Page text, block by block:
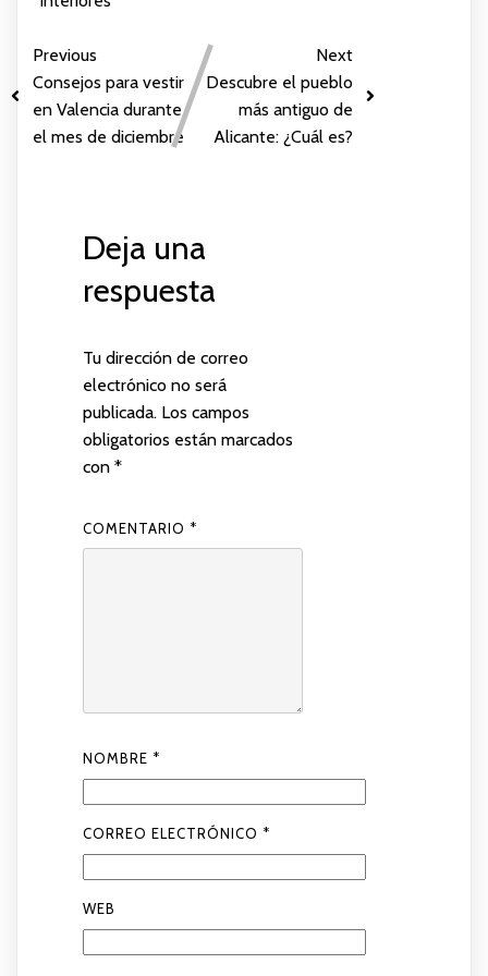
Previous
Consejos para vestir
en Valencia durante
el mes de diciembre
Next
Descubre el pueblo
más antiguo de
Alicante: ¿Cuál es?
Deja una
respuesta
Tu dirección de correo
electrónico no será
publicada. Los campos
obligatorios están marcados
con *
COMENTARIO *
NOMBRE *
CORREO ELECTRÓNICO *
WEB